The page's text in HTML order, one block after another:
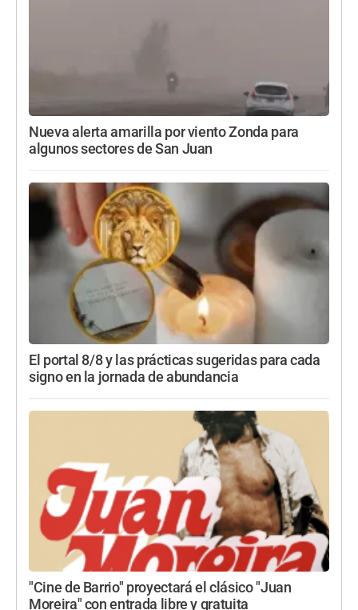
Nueva alerta amarilla por viento Zonda para
algunos sectores de San Juan
El portal 8/8 y las prácticas sugeridas para cada
signo en la jornada de abundancia
"Cine de Barrio" proyectará el clásico "Juan
Moreira" con entrada libre y gratuita